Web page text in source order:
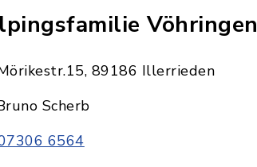
Vöhringen
89186 Illerrieden
Scherb
6564